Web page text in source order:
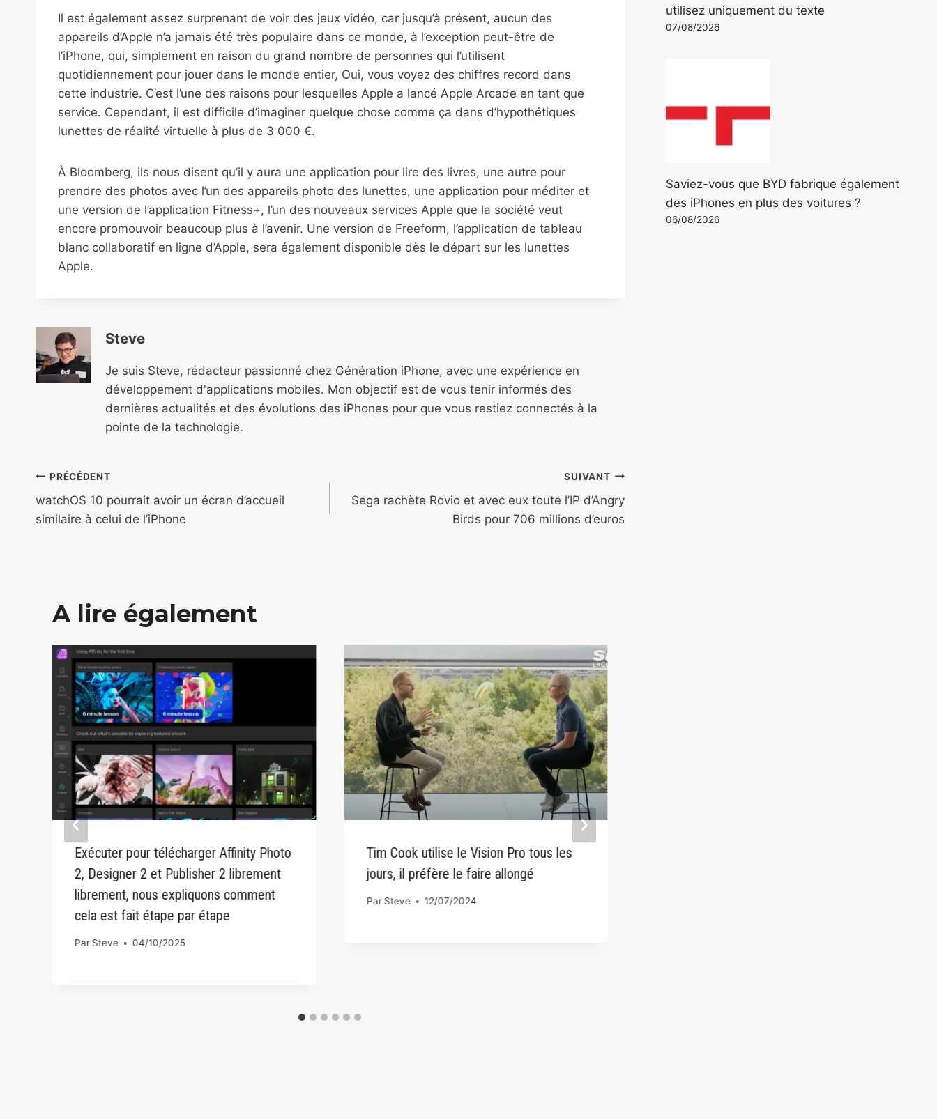
Il est également assez surprenant de voir des jeux vidéo, car jusqu’à présent, aucun des
appareils d’Apple n’a jamais été très populaire dans ce monde, à l’exception peut-être de
l’iPhone, qui, simplement en raison du grand nombre de personnes qui l’utilisent
quotidiennement pour jouer dans le monde entier, Oui, vous voyez des chiffres record dans
cette industrie. C’est l’une des raisons pour lesquelles Apple a lancé Apple Arcade en tant que
service. Cependant, il est difficile d’imaginer quelque chose comme ça dans d’hypothétiques
lunettes de réalité virtuelle à plus de 3 000 €.
À Bloomberg, ils nous disent qu’il y aura une application pour lire des livres, une autre pour
prendre des photos avec l’un des appareils photo des lunettes, une application pour méditer et
une version de l’application Fitness+, l’un des nouveaux services Apple que la société veut
encore promouvoir beaucoup plus à l’avenir. Une version de Freeform, l’application de tableau
blanc collaboratif en ligne d’Apple, sera également disponible dès le départ sur les lunettes
Apple.
Steve
Je suis Steve, rédacteur passionné chez Génération iPhone, avec une expérience en
développement d'applications mobiles. Mon objectif est de vous tenir informés des
dernières actualités et des évolutions des iPhones pour que vous restiez connectés à la
pointe de la technologie.
Navigation
de
PRÉCÉDENT
watchOS 10 pourrait avoir un écran d’accueil
similaire à celui de l’iPhone
SUIVANT
Sega rachète Rovio et avec eux toute l’IP d’Angry
Birds pour 706 millions d’euros
A lire également
Exécuter pour télécharger Affinity Photo
2, Designer 2 et Publisher 2 librement
librement, nous expliquons comment
cela est fait étape par étape
ParSteve 04/10/2025
Tim Cook utilise le Vision Pro tous les
jours, il préfère le faire allongé
Par Steve 12/07/2024
utilisez uniquement du texte
07/08/2026
Saviez-vous que BYD fabrique également
des iPhones en plus des voitures ?
06/08/2026